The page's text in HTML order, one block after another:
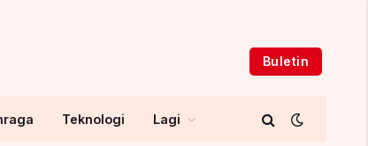
Buletin
Teknologi Lagi